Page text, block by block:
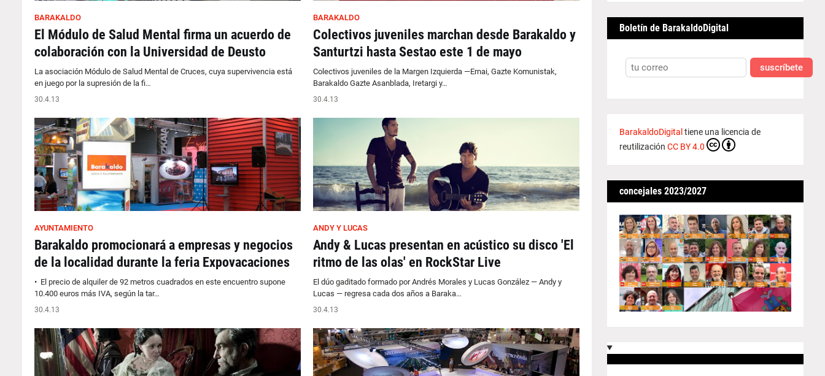
BARAKALDO
El Módulo de Salud Mental firma un acuerdo de
colaboración con la Universidad de Deusto
La asociación Módulo de Salud Mental de Cruces, cuya supervivencia está
en juego por la supresión de la fi…
30.4.13
BARAKALDO
Colectivos juveniles marchan desde Barakaldo y
Santurtzi hasta Sestao este 1 de mayo
Colectivos juveniles de la Margen Izquierda —Ernai, Gazte Komunistak,
Barakaldo Gazte Asanblada, Iretargi y…
30.4.13
AYUNTAMIENTO
Barakaldo promocionará a empresas y negocios
de la localidad durante la feria Expovacaciones
• El precio de alquiler de 92 metros cuadrados en este encuentro supone
10.400 euros más IVA, según la tar…
30.4.13
ANDY Y LUCAS
Andy & Lucas presentan en acústico su disco 'El
ritmo de las olas' en RockStar Live
El dúo gaditado formado por Andrés Morales y Lucas González — Andy y
Lucas — regresa cada dos años a Baraka…
30.4.13
Boletín de BarakaldoDigital
suscríbete
BarakaldoDigital tiene una licencia de
reutilización CC BY 4.0
concejales 2023/2027